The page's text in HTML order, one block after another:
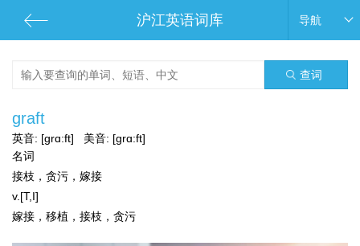
沪江英语词库 导航
查词
graft
英音: [grɑ:ft] 美音: [grɑ:ft]
名词
接枝，贪污，嫁接
v.[T,I]
嫁接，移植，接枝，贪污